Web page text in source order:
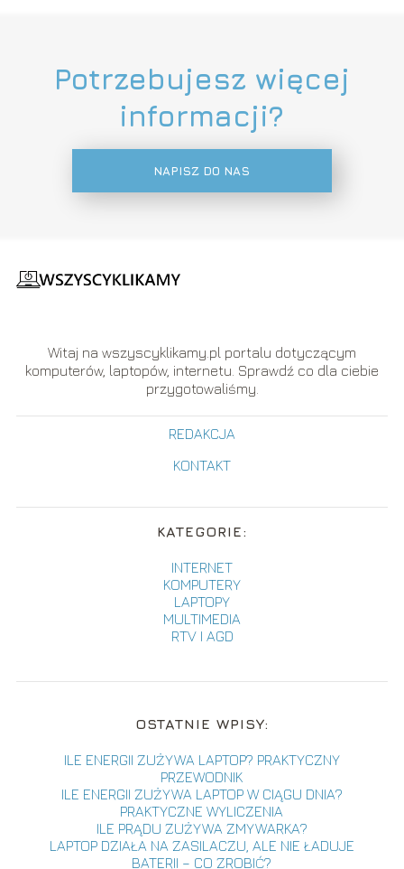
Potrzebujesz więcej
informacji?
NAPISZ DO NAS
Witaj na wszyscyklikamy.pl portalu dotyczącym
komputerów, laptopów, internetu. Sprawdź co dla ciebie
przygotowaliśmy.
REDAKCJA
KONTAKT
KATEGORIE:
INTERNET
KOMPUTERY
LAPTOPY
MULTIMEDIA
RTV I AGD
OSTATNIE WPISY:
ILE ENERGII ZUŻYWA LAPTOP? PRAKTYCZNY
PRZEWODNIK
ILE ENERGII ZUŻYWA LAPTOP W CIĄGU DNIA?
PRAKTYCZNE WYLICZENIA
ILE PRĄDU ZUŻYWA ZMYWARKA?
LAPTOP DZIAŁA NA ZASILACZU, ALE NIE ŁADUJE
BATERII – CO ZROBIĆ?